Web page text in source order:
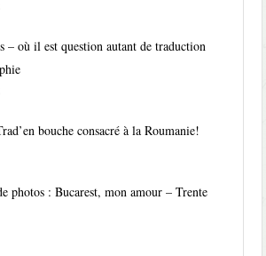
– où il est question autant de traduction
bouche consacré à la Roumanie!
photos : Bucarest, mon amour – Trente